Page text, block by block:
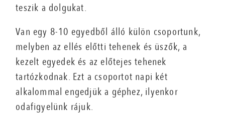
teszik a dolgukat.
Van egy 8-10 egyedből álló külön csoportunk,
melyben az ellés előtti tehenek és üszők, a
kezelt egyedek és az előtejes tehenek
tartózkodnak. Ezt a csoportot napi két
alkalommal engedjük a géphez, ilyenkor
odafigyelünk rájuk.